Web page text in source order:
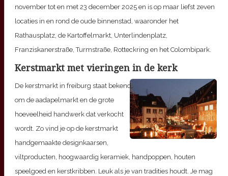
november tot en met 23 december 2025 en is op maar liefst zeven
locaties in en rond de oude binnenstad, waaronder het
Rathausplatz, de Kartoffelmarkt, Unterlindenplatz,
Franziskanerstraße, Turmstraße, Rotteckring en het Colombipark.
Kerstmarkt met vieringen in de kerk
De kerstmarkt in freiburg staat bekend,
om de aadapelmarkt en de grote
hoeveelheid handwerk dat verkocht
wordt. Zo vind je op de kerstmarkt
handgemaakte designkaarsen,
viltproducten, hoogwaardig keramiek, handpoppen, houten
speelgoed en kerstkribben. Leuk als je van tradities houdt. Je mag